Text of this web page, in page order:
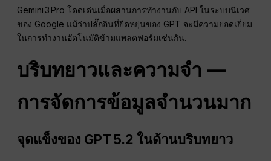
Gemini 3 Pro โดดเด่นเมื่อผสานการทำงานกับ API ในระบบนิเวศ
ของ Google แม้ว่าปลั๊กอินที่ยืดหยุ่นของ GPT จะมีความยอดเยี่ยม
ในการทำงานอัตโนมัติข้ามแพลตฟอร์มเช่นกัน.
บริบทยาวและความจำ —
การจัดการข้อมูลจำนวนมาก
จุดแข็งของ GPT 5.2 ในด้านบริบทยาว